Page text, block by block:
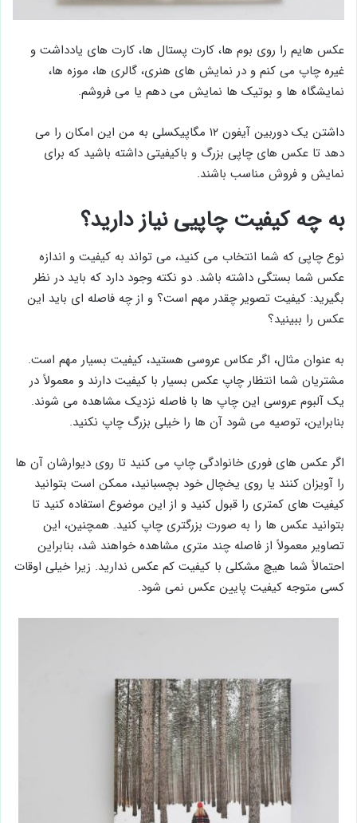
عکس هایم را روی بوم ها، کارت پستال ها، کارت های یادداشت و
غیره چاپ می کنم و در نمایش های هنری، گالری ها، موزه ها،
نمایشگاه ها و بوتیک ها نمایش می دهم یا می فروشم.
داشتن یک دوربین آیفون ۱۲ مگاپیکسلی به من این امکان را می
دهد تا عکس های چاپی بزرگ و باکیفیتی داشته باشید که برای
نمایش و فروش مناسب باشند.
به چه کیفیت چاپیی نیاز دارید؟
نوع چاپی که شما انتخاب می کنید، می تواند به کیفیت و اندازه
عکس شما بستگی داشته باشد. دو نکته وجود دارد که باید در نظر
بگیرید: کیفیت تصویر چقدر مهم است؟ و از چه فاصله ای باید این
عکس را ببینید؟
به عنوان مثال، اگر عکاس عروسی هستید، کیفیت بسیار مهم است.
مشتریان شما انتظار چاپ عکس بسیار با کیفیت دارند و معمولاً در
یک آلبوم عروسی این چاپ ها با فاصله نزدیک مشاهده می شوند.
بنابراین، توصیه می شود آن ها را خیلی بزرگ چاپ نکنید.
اگر عکس های فوری خانوادگی چاپ می کنید تا روی دیوارشان آن ها
را آویزان کنند یا روی یخچال خود بچسبانید، ممکن است بتوانید
کیفیت های کمتری را قبول کنید و از این موضوع استفاده کنید تا
بتوانید عکس ها را به صورت بزرگتری چاپ کنید. همچنین، این
تصاویر معمولاً از فاصله چند متری مشاهده خواهند شد، بنابراین
احتمالاً شما هیچ مشکلی با کیفیت کم عکس ندارید. زیرا خیلی اوقات
کسی متوجه کیفیت پایین عکس نمی شود.